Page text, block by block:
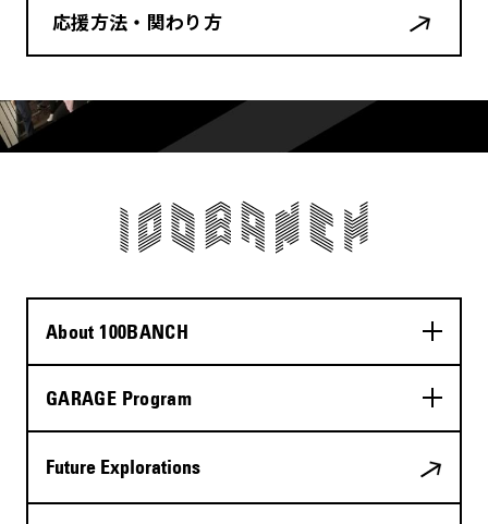
応援方法・関わり方
About 100BANCH
GARAGE Program
Future Explorations